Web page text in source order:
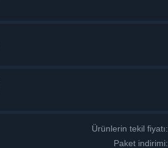
Ürünlerin tekil fiyatı:
Paket indirimi: